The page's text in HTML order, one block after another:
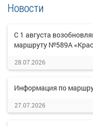
Новости
С 1 августа
маршруту №589А
28.07.2026
Информация по
27.07.2026